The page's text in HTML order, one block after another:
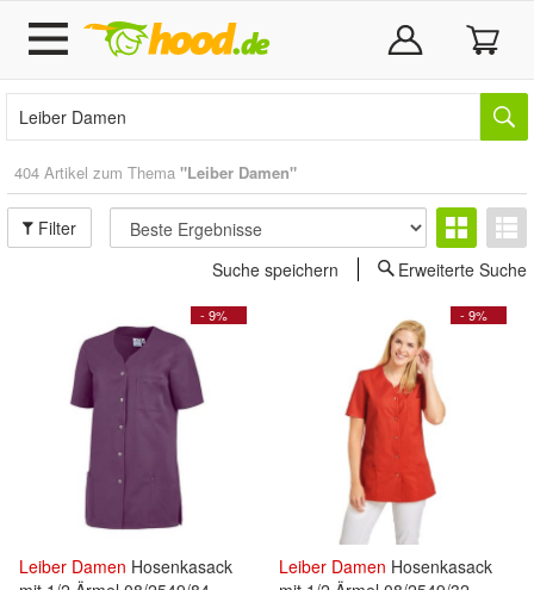
404 Artikel zum Thema "Leiber Damen"
Filter
Suche speichern
Erweiterte Suche
- 9%
Leiber Damen Hosenkasack
- 9%
Leiber Damen Hosenkasack